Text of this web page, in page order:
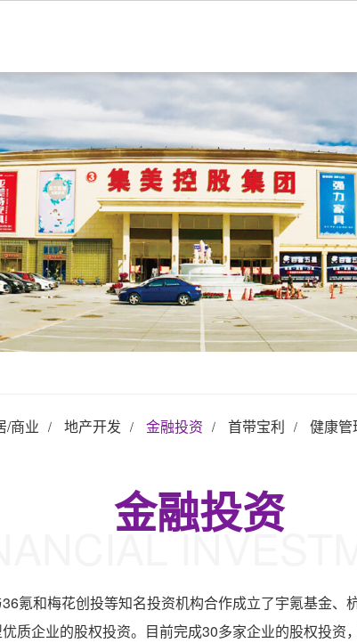
/商业 / 地产开发 / 金融投资 / 首带宝利 / 健康管
金融投资
氪和梅花创投等知名投资机构合作成立了宇氪基金
质企业的股权投资。目前完成30多家企业的股权投